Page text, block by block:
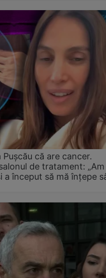
că are cancer.
de tratament:
început să mă înțepe